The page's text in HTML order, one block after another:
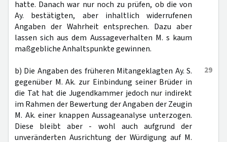
hatte. Danach war nur noch zu prüfen, ob die von
Ay. bestätigten, aber inhaltlich widerrufenen
Angaben der Wahrheit entsprechen. Dazu aber
lassen sich aus dem Aussageverhalten M. s kaum
maßgebliche Anhaltspunkte gewinnen.
29
b) Die Angaben des früheren Mitangeklagten Ay. S.
gegenüber M. Ak. zur Einbindung seiner Brüder in
die Tat hat die Jugendkammer jedoch nur indirekt
im Rahmen der Bewertung der Angaben der Zeugin
M. Ak. einer knappen Aussageanalyse unterzogen.
Diese bleibt aber - wohl auch aufgrund der
unveränderten Ausrichtung der Würdigung auf M.